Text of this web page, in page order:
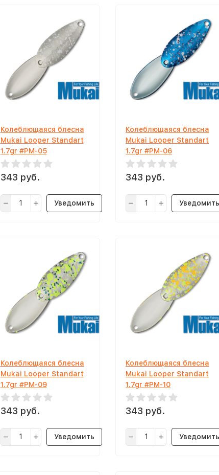
Колеблющаяся блесна
Mukai Looper Standart
1.7gr #PM-05
343 руб.
Уведомить
Колеблющаяся блесна
Mukai Looper Standart
1.7gr #PM-06
343 руб.
Уведомить
Колеблющаяся блесна
Mukai Looper Standart
1.7gr #PM-09
343 руб.
Уведомить
Колеблющаяся блесна
Mukai Looper Standart
1.7gr #PM-10
343 руб.
Уведомить